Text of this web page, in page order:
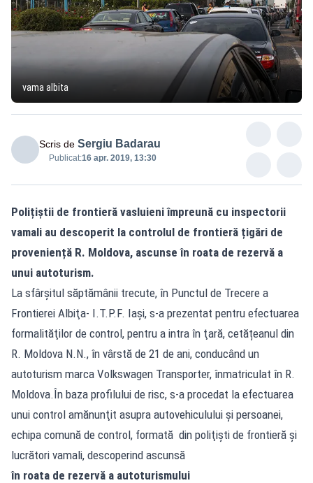
vama albita
Scris de Sergiu Badarau
Publicat:16 apr. 2019, 13:30
Polițiștii de frontieră vasluieni împreună cu inspectorii
vamali au descoperit la controlul de frontieră țigări de
proveniență R. Moldova, ascunse în roata de rezervă a
unui autoturism.
La sfârșitul săptămânii trecute, în Punctul de Trecere a
Frontierei Albiţa- I.T.P.F. Iași, s-a prezentat pentru efectuarea
formalităţilor de control, pentru a intra în ţară, cetățeanul din
R. Moldova N.N., în vârstă de 21 de ani, conducând un
autoturism marca Volkswagen Transporter, înmatriculat în R.
Moldova.În baza profilului de risc, s-a procedat la efectuarea
unui control amănunţit asupra autovehiculului și persoanei,
echipa comună de control, formată din poliţişti de frontieră și
lucrători vamali, descoperind ascunsă
în roata de rezervă a autoturismului